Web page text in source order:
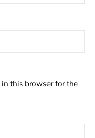
this browser for the